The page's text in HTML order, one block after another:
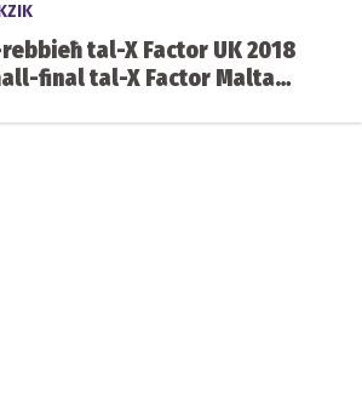
tal-X Factor UK 2018
final tal-X Factor Malta